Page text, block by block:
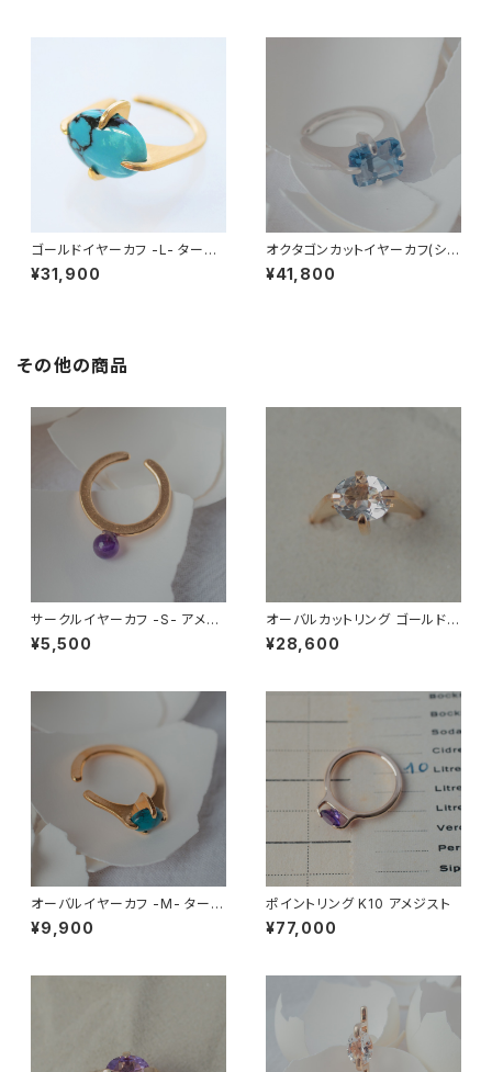
ゴールドイヤーカフ -L- ターコ
イズ (ネットトルコ石)
¥31,900
オクタゴンカットイヤーカフ(シル
バー) -L- カラーチェンジフロー
ライト
¥41,800
その他の商品
サークルイヤーカフ -S- アメジ
スト
¥5,500
オーバルカットリング ゴールド
水晶
¥28,600
オーバルイヤーカフ -M- ターコ
イズ (ネットトルコ石)
¥9,900
ポイントリング K10 アメジスト
¥77,000